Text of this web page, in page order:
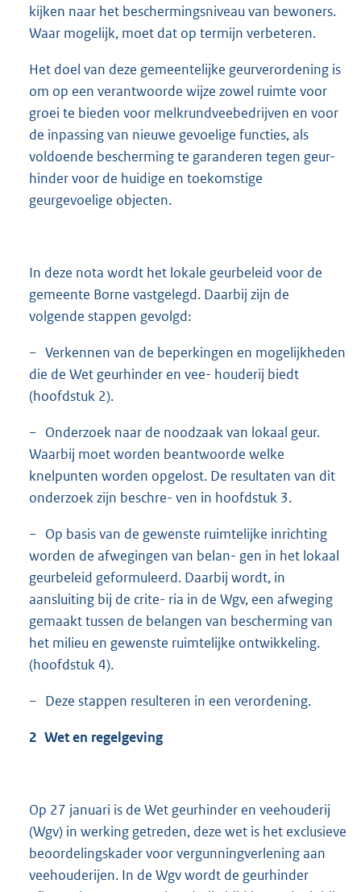
kijken naar het beschermingsniveau van bewoners.
Waar mogelijk, moet dat op termijn verbeteren.
Het doel van deze gemeentelijke geurverordening is
om op een verantwoorde wijze zowel ruimte voor
groei te bieden voor melkrundveebedrijven en voor
de inpassing van nieuwe gevoelige functies, als
voldoende bescherming te garanderen tegen geur-
hinder voor de huidige en toekomstige
geurgevoelige objecten.
In deze nota wordt het lokale geurbeleid voor de
gemeente Borne vastgelegd. Daarbij zijn de
volgende stappen gevolgd:
− Verkennen van de beperkingen en mogelijkheden
die de Wet geurhinder en vee- houderij biedt
(hoofdstuk 2).
− Onderzoek naar de noodzaak van lokaal geur.
Waarbij moet worden beantwoorde welke
knelpunten worden opgelost. De resultaten van dit
onderzoek zijn beschre- ven in hoofdstuk 3.
− Op basis van de gewenste ruimtelijke inrichting
worden de afwegingen van belan- gen in het lokaal
geurbeleid geformuleerd. Daarbij wordt, in
aansluiting bij de crite- ria in de Wgv, een afweging
gemaakt tussen de belangen van bescherming van
het milieu en gewenste ruimtelijke ontwikkeling.
(hoofdstuk 4).
− Deze stappen resulteren in een verordening.
2 Wet en regelgeving
Op 27 januari is de Wet geurhinder en veehouderij
(Wgv) in werking getreden, deze wet is het exclusieve
beoordelingskader voor vergunningverlening aan
veehouderijen. In de Wgv wordt de geurhinder